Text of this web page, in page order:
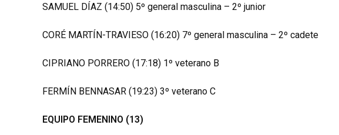
SAMUEL DÍAZ (14:50) 5º general masculina – 2º junior
CORÉ MARTÍN-TRAVIESO (16:20) 7º general masculina – 2º cadete
CIPRIANO PORRERO (17:18) 1º veterano B
FERMÍN BENNASAR (19:23) 3º veterano C
EQUIPO FEMENINO (13)